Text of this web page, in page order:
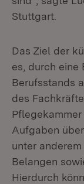
Stuttgart.
Das Ziel der
es, durch eine
Berufsstands
des
Aufgaben
unter
Belangen
Hierdurch